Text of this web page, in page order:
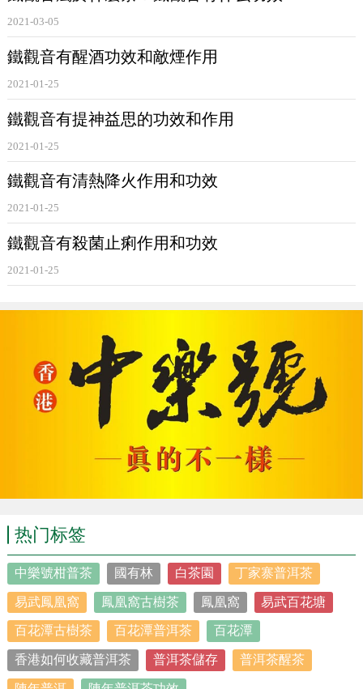
低血脂，對防治冠心病、高血壓、動脈硬化等心腦血管疾病
有一定的作用。
據福建醫科大學冠心病防治研究小組1974年在福建安溪茶
鄉對1080個農民進行調查時發現不喝鐵觀音
3.1%;偶爾喝的為2.3%;常年喝的(3年以上)為1.4%。由此可
見，常喝鐵觀音 的人比不喝鐵觀音的冠心病發病率低。
2021-03-05
鐵觀音有醒酒功效和敵煙作用
2021-01-25
鐵觀音有提神益思的功效和作用
2021-01-25
鐵觀音有清熱降火作用和功效
2021-01-25
鐵觀音有殺菌止痢作用和功效
2021-01-25
热门标签
中樂號柑普茶 國有林 白茶園 丁家寨普洱茶
易武鳳凰窩 鳳凰窩古樹茶 鳳凰窩 易武百花塘
百花潭古樹茶 百花潭普洱茶 百花潭
香港如何收藏普洱茶 普洱茶儲存 普洱茶醒茶